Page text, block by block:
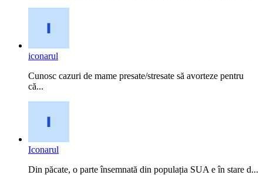
iconarul
Cunosc cazuri de mame presate/stresate să avorteze pentru
că...
Iconarul
Din păcate, o parte însemnată din populația SUA e în stare d...